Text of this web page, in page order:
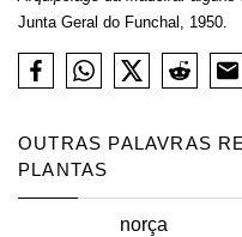
Junta Geral do Funchal, 1950.
OUTRAS PALAVRAS
PLANTAS
norça